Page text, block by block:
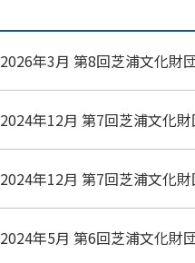
2026年3月 第8回芝浦文化財
2024年12月 第7回芝浦文化財
2024年12月 第7回芝浦文化財
2024年5月 第6回芝浦文化財